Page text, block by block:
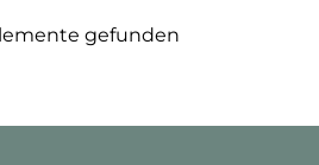
gefunden